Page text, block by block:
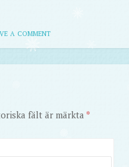
a comment
fält är märkta *